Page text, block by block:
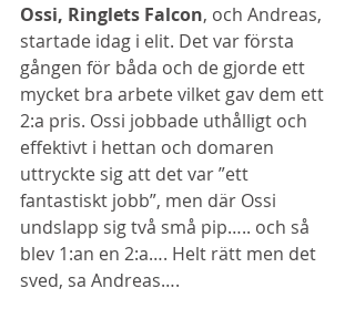
Ossi, Ringlets Falcon, och Andreas,
startade idag i elit. Det var första
gången för båda och de gjorde ett
mycket bra arbete vilket gav dem ett
2:a pris. Ossi jobbade uthålligt och
effektivt i hettan och domaren
uttryckte sig att det var ”ett
fantastiskt jobb”, men där Ossi
undslapp sig två små pip….. och så
blev 1:an en 2:a…. Helt rätt men det
sved, sa Andreas….